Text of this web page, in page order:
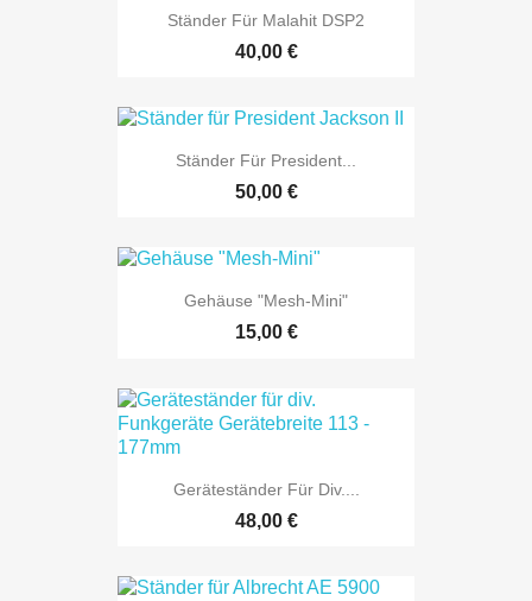
Ständer Für Malahit DSP2
40,00 €
Ständer Für President...
50,00 €
Gehäuse "Mesh-Mini"
15,00 €
Geräteständer Für Div....
48,00 €